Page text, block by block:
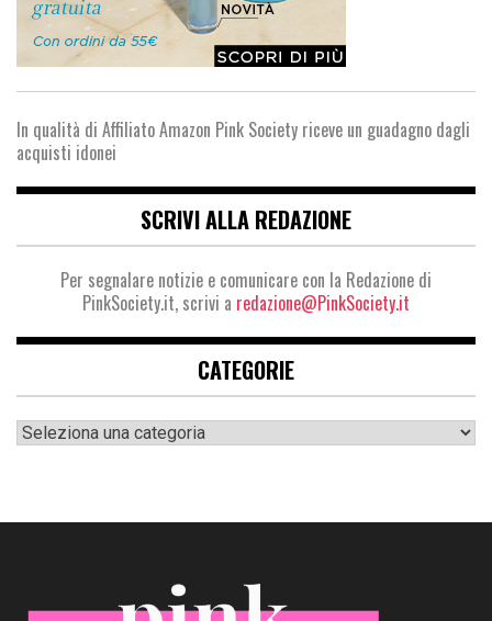
In qualità di Affiliato Amazon Pink Society riceve un guadagno dagli
acquisti idonei
SCRIVI ALLA REDAZIONE
Per segnalare notizie e comunicare con la Redazione di
PinkSociety.it, scrivi a redazione@PinkSociety.it
CATEGORIE
Categorie